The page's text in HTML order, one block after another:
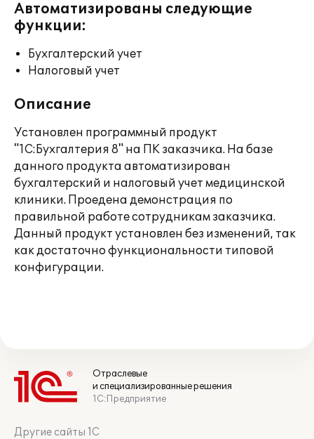
Автоматизированы следующие
функции:
Бухгалтерский учет
Налоговый учет
Описание
Установлен программный продукт
"1С:Бухгалтерия 8" на ПК заказчика. На базе
данного продукта автоматизирован
бухгалтерский и налоговый учет медицинской
клиники. Проедена демонстрация по
правильной работе сотрудникам заказчика.
Данный продукт установлен без изменений, так
как достаточно функциональности типовой
конфигурации.
Отраслевые
и специализированные решения
1С:Предприятие
Другие сайты 1С